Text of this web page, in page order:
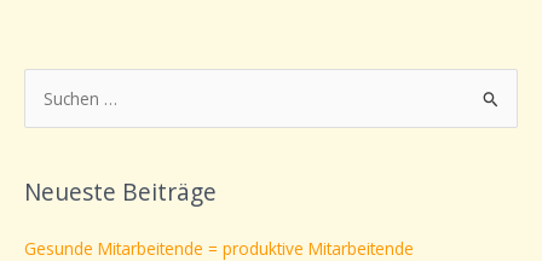
u
h
Neueste Beiträge
Gesunde Mitarbeitende = produktive Mitarbeitende